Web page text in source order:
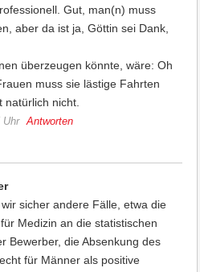
Gut, man(n) muss
aber da ist ja, Göttin sei Dank,
überzeugen könnte, wäre: Oh
muss sie lästige Fahrten
natürlich nicht.
Uhr Antworten
sicher andere Fälle, etwa die
Medizin an die statistischen
Bewerber, die Absenkung des
für Männer als positive